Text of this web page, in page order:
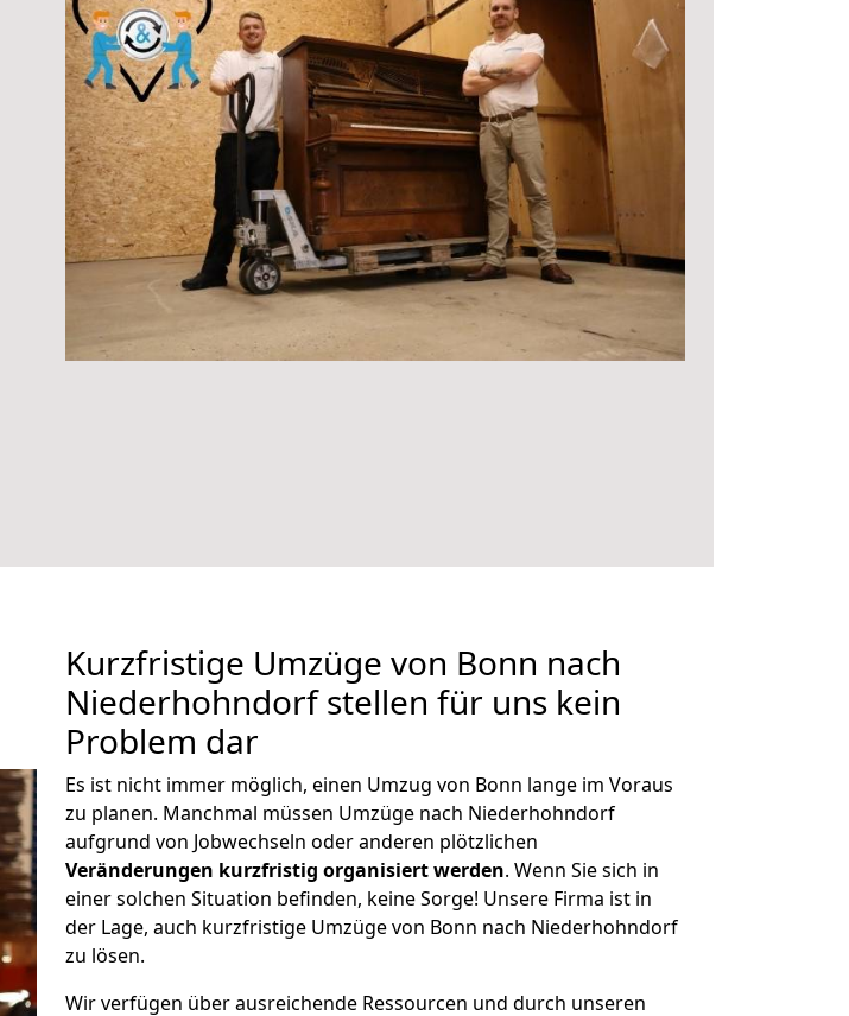
Kurzfristige Umzüge von Bonn nach
Niederhohndorf stellen für uns kein
Problem dar
Es ist nicht immer möglich, einen Umzug von Bonn lange im Voraus
zu planen. Manchmal müssen Umzüge nach Niederhohndorf
aufgrund von Jobwechseln oder anderen plötzlichen
Veränderungen kurzfristig organisiert werden. Wenn Sie sich in
einer solchen Situation befinden, keine Sorge! Unsere Firma ist in
der Lage, auch kurzfristige Umzüge von Bonn nach Niederhohndorf
zu lösen.
Wir verfügen über ausreichende Ressourcen und durch unseren